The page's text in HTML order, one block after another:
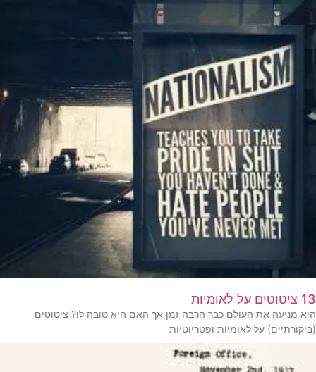
13 ציטוטים על לאומיות
היא מניעה את העולם כבר הרבה זמן אך האם היא טובה לו? ציטוטים
(ביקורתיים) על לאומיות ופטריוטיות